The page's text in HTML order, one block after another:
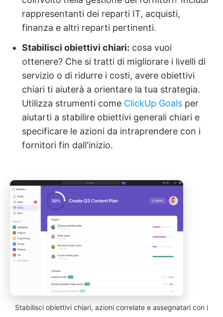
rappresentanti dei reparti IT, acquisti,
finanza e altri reparti pertinenti.
Stabilisci obiettivi chiari: cosa vuoi
ottenere? Che si tratti di migliorare i livelli di
servizio o di ridurre i costi, avere obiettivi
chiari ti aiuterà a orientare la tua strategia.
Utilizza strumenti come ClickUp Goals per
aiutarti a stabilire obiettivi generali chiari e
specificare le azioni da intraprendere con i
fornitori fin dall'inizio.
Stabilisci obiettivi chiari, azioni correlate e assegnatari con i